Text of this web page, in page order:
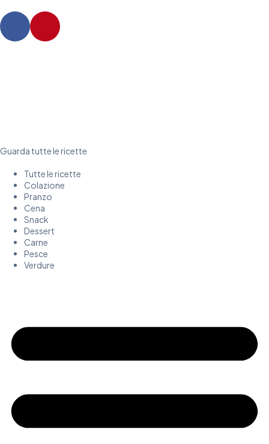
Guarda tutte le ricette
Tutte le ricette
Colazione
Pranzo
Cena
Snack
Dessert
Carne
Pesce
Verdure